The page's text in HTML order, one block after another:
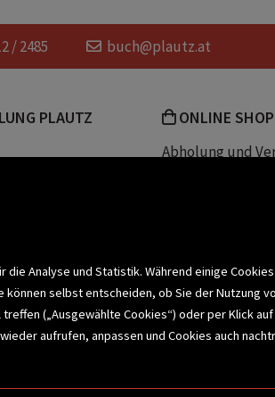
wie Hafsah Faizal High
/ 2485 buch@plautz.at
PLAUTZ ONLINE
Abholung und
>
Analyse und Statistik. Während einige
selbst entscheiden, ob Sie der Nutzung
(„Ausgewählte Cookies“) oder per Klick
aufrufen, anpassen und Cookies auch